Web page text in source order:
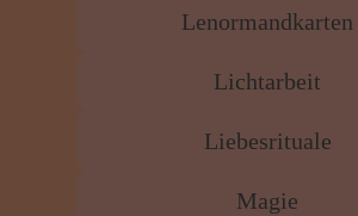
Lenormandkarten
Lichtarbeit
Liebesrituale
Magie